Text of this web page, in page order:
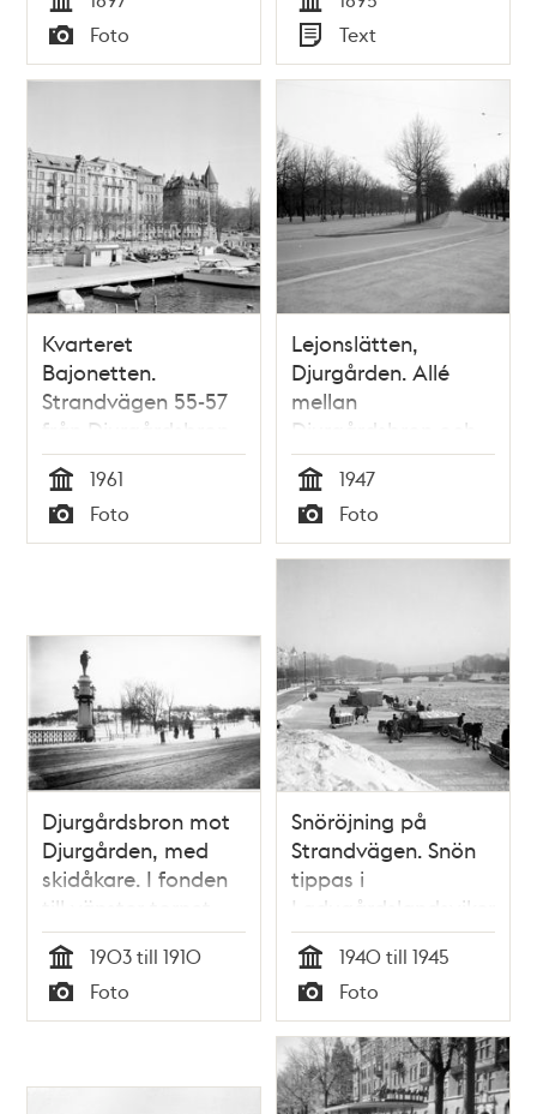
Tid
Typ
Foto Tid
Typ
Text
Kvarteret
Bajonetten.
Strandvägen 55-57
från Djurgårdsbron
Tid
1961
Typ
Foto
Lejonslätten,
Djurgården. Allé
mellan
Djurgårdsbron och
Skansen
Tid
1947
Typ
Foto
Djurgårdsbron mot
Djurgården, med
skidåkare. I fonden
till vänster tornet
Bredablick.
Tid
1903 till 1910
Typ
Foto
Snöröjning på
Strandvägen. Snön
tippas i
Ladugårdslandsviken
från kajkanten.
Djurgårdsbron i
fonden
Tid
1940 till 1945
Typ
Foto